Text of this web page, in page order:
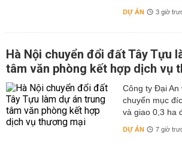
DỰ ÁN 3 giờ
Hà Nội chuyển đổi đất Tây Tựu
tâm văn phòng kết hợp dịch vụ
Công ty Đại
chuyển mục
và giao 0,3 ha
DỰ ÁN 7 giờ